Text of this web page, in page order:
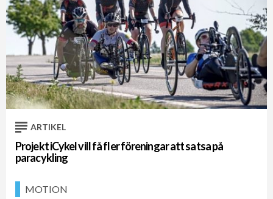
ARTIKEL
Projekt iCykel vill få fler föreningar att satsa på
paracykling
MOTION